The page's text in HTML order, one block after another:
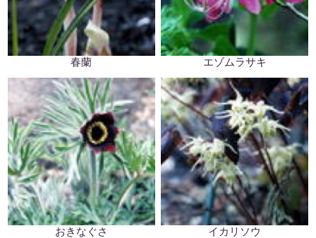
春蘭 エゾムラサキ
おきなぐさ イカリソウ